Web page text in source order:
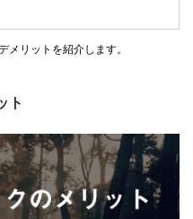
メリットを紹介します。
ト